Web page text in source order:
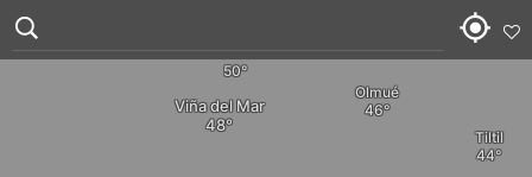
Tiltil
Llaillay
Olmué
Viña del Mar
Concón